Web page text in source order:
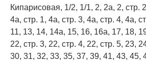
Кипарисовая, 1/2, 1/1, 2, 2а, 2, стр.
4а, стр. 1, 4а, стр. 3, 4а, стр. 4, 4а,
11, 13, 14, 14а, 15, 16, 16а, 17, 18,
22, стр. 3, 22, стр. 4, 22, стр. 5, 23,
30, 31, 32, 33, 35, 37, 39, 41, 43, 45,